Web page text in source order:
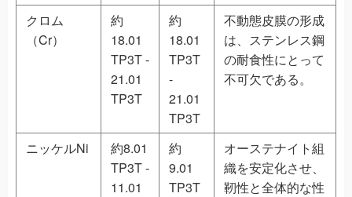
クロム
（Cr）
約
18.01
TP3T -
21.01
TP3T
約
18.01
TP3T
-
21.01
TP3T
不動態皮膜の形成
は、ステンレス鋼
の耐食性にとって
不可欠である。
ニッケルNi
約8.01
TP3T -
11.01
約
9.01
TP3T
オーステナイト組
織を安定化させ、
靭性と全体的な性